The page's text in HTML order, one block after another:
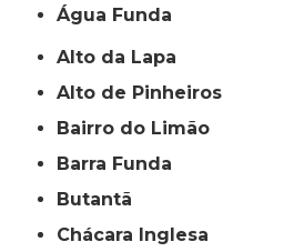
Água Funda
Alto da Lapa
Alto de Pinheiros
Bairro do Limão
Barra Funda
Butantã
Chácara Inglesa